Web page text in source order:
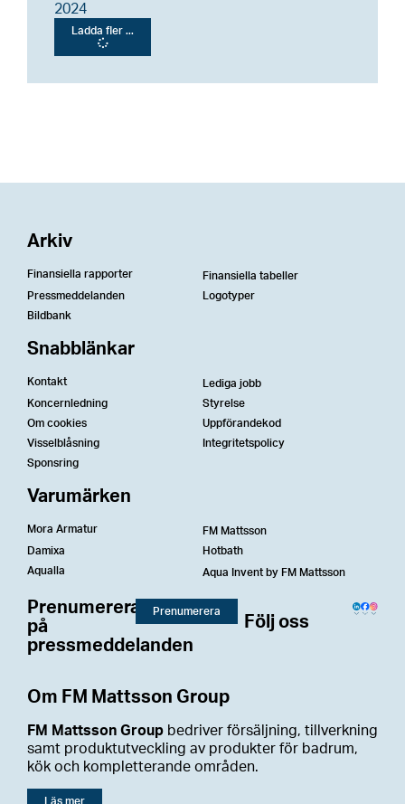
2024
Ladda fler ...
Om FM Mattsson Group
FM Mattsson Group bedriver försäljning, tillverkning
samt produktutveckling av produkter för badrum,
kök och kompletterande områden.
Läs mer
Arkiv
Finansiella rapporter
Finansiella tabeller
Pressmeddelanden
Logotyper
Bildbank
Snabblänkar
Kontakt
Lediga jobb
Koncernledning
Styrelse
Om cookies
Uppförandekod
Visselblåsning
Integritetspolicy
Sponsring
Varumärken
Mora Armatur
FM Mattsson
Damixa
Hotbath
Aqualla
Aqua Invent by FM Mattsson
Prenumerera
på
pressmeddelanden
Prenumerera
Följ oss